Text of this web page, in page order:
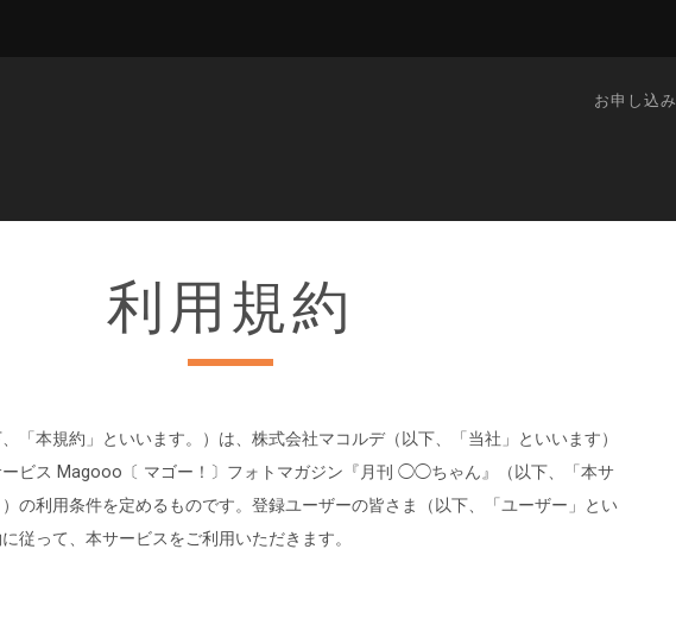
お申し込み
利用規約
「本規約」といいます。）は、株式会社マコルデ（以下、「当社」といいます）
ービス Magooo〔 マゴー！〕フォトマガジン『月刊 ◯◯ちゃん』（以下、「本サ
の利用条件を定めるものです。登録ユーザーの皆さま（以下、「ユーザー」とい
従って、本サービスをご利用いただきます。